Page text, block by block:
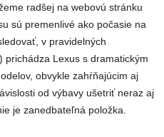
radšej na webovú stránku
sú premenlivé ako počasie na
v pravidelných
prichádza Lexus s dramatickým
obvykle zahŕňajúcim aj
od výbavy ušetriť neraz aj
je zanedbateľná položka.